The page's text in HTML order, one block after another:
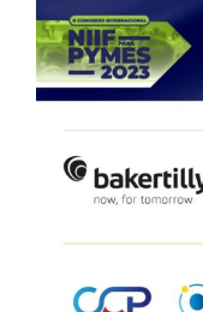
View
Larger
Image